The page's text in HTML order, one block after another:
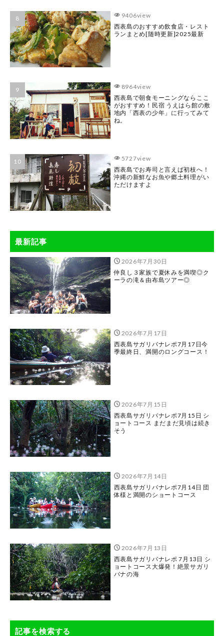
9406view
西表島のおすすめ飲食店・レスト
ランまとめ[随時更新]2025最新
8964view
西表島で朝食モーニングならここ
がおすすめ！民宿 うえはら館の敷
地内「西表の少年」に行ってみて
ね。
5727view
西表島でお寿司と言えば初枝へ！
沖縄の新鮮なお魚や郷土料理がい
ただけますよ
最新記事
2026年7月30日
仲良し３家族で夏休みを満喫◎ク
ーラの滝＆由布島ツアー◎
2026年7月17日
西表島サガリバナレポ7月17日今
季最終日、満開のロングコース！
2026年7月15日
西表島サガリバナレポ7月15日 シ
ョートコース まだまだ見頃は続き
そう
2026年7月14日
西表島サガリバナレポ7月14日 団
体様と満開のショートコース
2026年7月13日
西表島サガリバナレポ 7月13日 シ
ョートコース大爆発！絶景サガリ
バナの海
記事を検索する